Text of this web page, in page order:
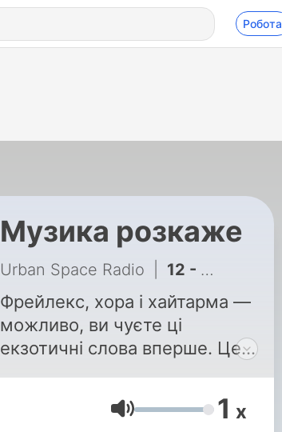
Робота
Музика розкаже
Urban Space Radio 12 - Музика розкаже — Горюни
Фрейлекс, хора і хайтарма —
можливо, ви чуєте ці
екзотичні слова вперше. Це
які століттями живуть поруч
із українцями та зберегли
Гучність 1 x